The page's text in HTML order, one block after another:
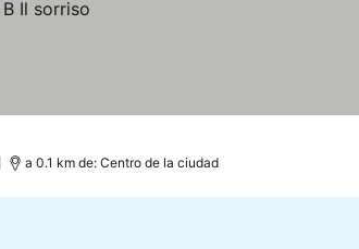
a 0.1 km de: Centro de la ciudad